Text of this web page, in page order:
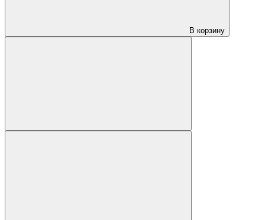
В корзину